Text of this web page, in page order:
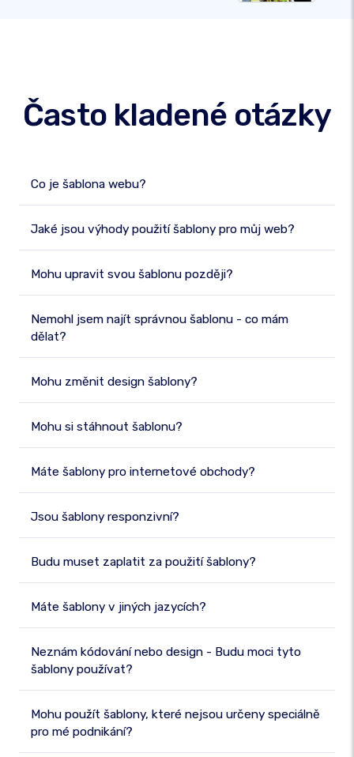
Často kladené otázky
Co je šablona webu?
Jaké jsou výhody použití šablony pro můj web?
Mohu upravit svou šablonu později?
Nemohl jsem najít správnou šablonu - co mám
dělat?
Mohu změnit design šablony?
Mohu si stáhnout šablonu?
Máte šablony pro internetové obchody?
Jsou šablony responzivní?
Budu muset zaplatit za použití šablony?
Máte šablony v jiných jazycích?
Neznám kódování nebo design - Budu moci tyto
šablony používat?
Mohu použít šablony, které nejsou určeny speciálně
pro mé podnikání?